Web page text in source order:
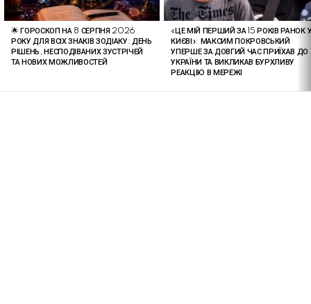
🌟 ГОРОСКОП НА 8 СЕРПНЯ 2026
РОКУ ДЛЯ ВСІХ ЗНАКІВ ЗОДІАКУ: ДЕНЬ
РІШЕНЬ, НЕСПОДІВАНИХ ЗУСТРІЧЕЙ
ТА НОВИХ МОЖЛИВОСТЕЙ
«ЦЕ МІЙ ПЕРШИЙ ЗА 15 РОКІВ РАНОК
КИЄВІ»: МАКСИМ ПОКРОВСЬКИЙ
УПЕРШЕ ЗА ДОВГИЙ ЧАС ПРИЇХАВ ДО
УКРАЇНИ ТА ВИКЛИКАВ БУРХЛИВУ
РЕАКЦІЮ В МЕРЕЖІ